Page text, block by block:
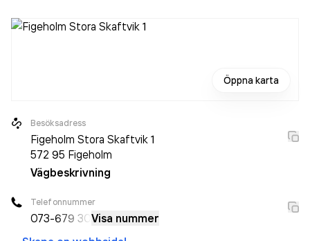
Oavsett om det gäller nyinstallation, felsökning eller
Öppna karta
Besöksadress
Figeholm Stora Skaftvik 1
572 95 Figeholm
Vägbeskrivning
Telefonnummer
073-679 30 Visa nummer